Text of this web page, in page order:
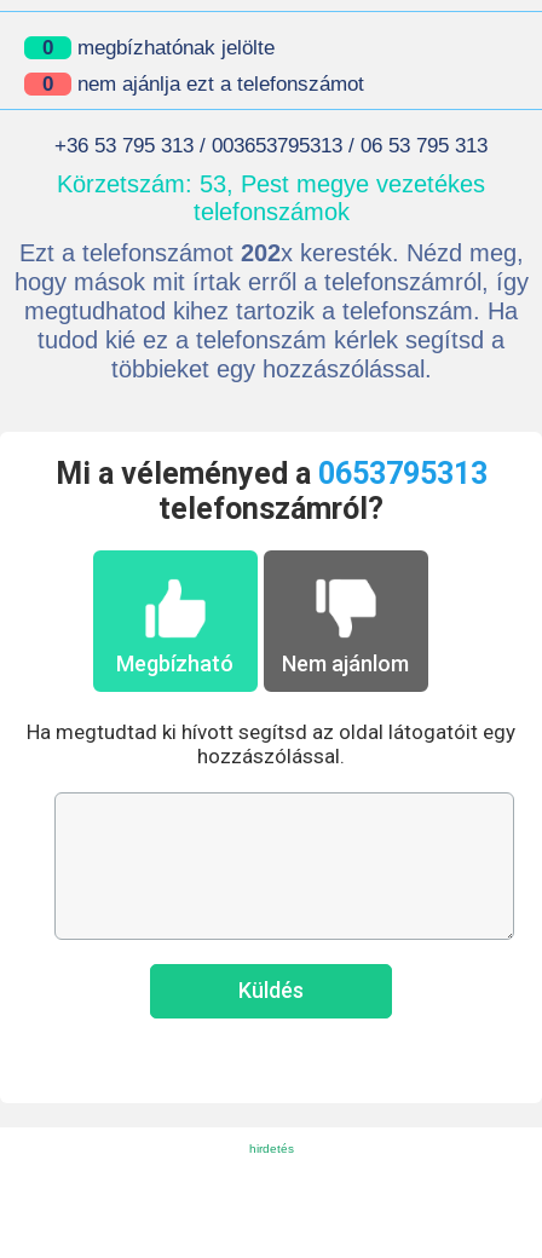
0
megbízhatónak jelölte
0
nem ajánlja ezt a telefonszámot
+36 53 795 313 / 003653795313 / 06 53 795 313
Körzetszám: 53, Pest megye vezetékes
telefonszámok
Ezt a telefonszámot 202x keresték. Nézd meg,
hogy mások mit írtak erről a telefonszámról, így
megtudhatod kihez tartozik a telefonszám. Ha
tudod kié ez a telefonszám kérlek segítsd a
többieket egy hozzászólással.
Mi a véleményed a 0653795313
telefonszámról?
Megbízható Nem ajánlom
Ha megtudtad ki hívott segítsd az oldal látogatóit egy
hozzászólással.
Küldés